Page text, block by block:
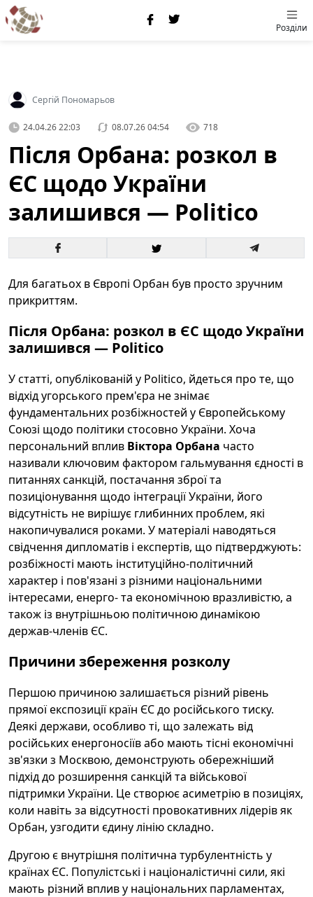
Розділи
Сергій Пономарьов
24.04.26 22:03 08.07.26 04:54 718
Після Орбана: розкол в
ЄС щодо України
залишився — Politico
Для багатьох в Європі Орбан був просто зручним
прикриттям.
Після Орбана: розкол в ЄС щодо України
залишився — Politico
У статті, опублікованій у Politico, йдеться про те, що
відхід угорського прем'єра не знімає
фундаментальних розбіжностей у Європейському
Союзі щодо політики стосовно України. Хоча
персональний вплив Віктора Орбана часто
називали ключовим фактором гальмування єдності в
питаннях санкцій, постачання зброї та
позиціонування щодо інтеграції України, його
відсутність не вирішує глибинних проблем, які
накопичувалися роками. У матеріалі наводяться
свідчення дипломатів і експертів, що підтверджують:
розбіжності мають інституційно-політичний
характер і пов'язані з різними національними
інтересами, енерго- та економічною вразливістю, а
також із внутрішньою політичною динамікою
держав-членів ЄС.
Причини збереження розколу
Першою причиною залишається різний рівень
прямої експозиції країн ЄС до російського тиску.
Деякі держави, особливо ті, що залежать від
російських енергоносіїв або мають тісні економічні
зв'язки з Москвою, демонструють обережніший
підхід до розширення санкцій та військової
підтримки України. Це створює асиметрію в позиціях,
коли навіть за відсутності провокативних лідерів як
Орбан, узгодити єдину лінію складно.
Другою є внутрішня політична турбулентність у
країнах ЄС. Популістські і націоналістичні сили, які
мають різний вплив у національних парламентах,